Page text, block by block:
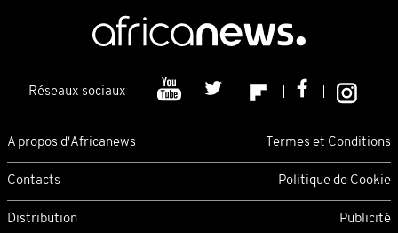
Réseaux sociaux
A propos d'Africanews Termes et Conditions
Contacts Politique de Cookie
Distribution Publicité